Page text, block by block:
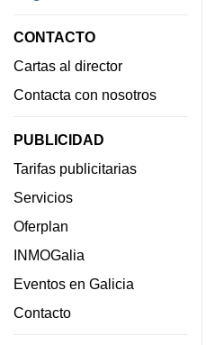
CONTACTO
Cartas al director
Contacta con nosotros
PUBLICIDAD
Tarifas publicitarias
Servicios
Oferplan
INMOGalia
Eventos en Galicia
Contacto